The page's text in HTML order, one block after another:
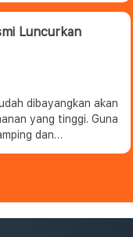
Luncurkan
dibayangkan akan
yang tinggi. Guna
dan